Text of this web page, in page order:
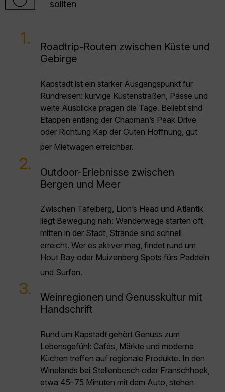
sollten
1.
Roadtrip-Routen zwischen Küste und
Gebirge
Kapstadt ist ein starker Ausgangspunkt für
Rundreisen: kurvige Küstenstraßen, Pässe und
weite Ausblicke prägen die Tage. Beliebt sind
Etappen entlang der Chapman’s Peak Drive
oder Richtung Kap der Guten Hoffnung, gut
per Mietwagen erreichbar.
2.
Outdoor-Erlebnisse zwischen
Bergen und Meer
Zwischen Tafelberg, Lion’s Head und Atlantik
liegt Bewegung nah: Wanderwege starten oft
mitten in der Stadt, Strände sind schnell
erreicht. Wer es aktiver mag, findet rund um
Hout Bay oder Muizenberg Spots fürs Paddeln
und Surfen.
3.
Weinregionen und Genusskultur mit
Handschrift
Rund um Kapstadt gehört Genuss zum
Lebensgefühl: Cafés, Märkte und moderne
Küchen treffen auf regionale Produkte. In den
Winelands bei Stellenbosch oder Franschhoek,
etwa 45–75 Minuten mit dem Auto, stehen